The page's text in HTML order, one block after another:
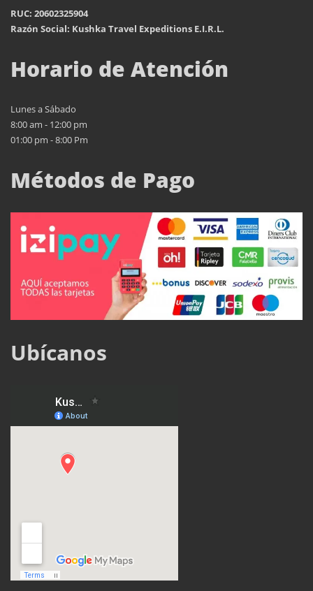
RUC: 20602325904
Razón Social: Kushka Travel Expeditions E.I.R.L.
Horario de Atención
Lunes a Sábado
8:00 am - 12:00 pm
01:00 pm - 8:00 Pm
Métodos de Pago
Ubícanos